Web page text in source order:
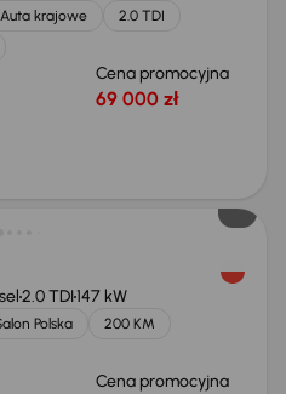
Auta krajowe
2.0 TDI
Cena promocyjna
69 000 zł
2.0 TDI147 kW
Polska
200 KM
Cena promocyjna